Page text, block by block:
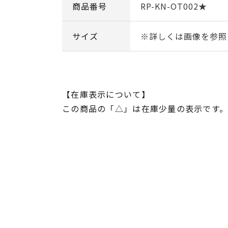
商品番号 RP-KN-OT002★
サイズ ※詳しくは画像を参照
【在庫表示について】
この商品の「△」は在庫少量の表示です。